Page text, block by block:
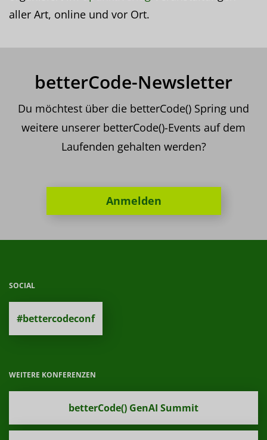
aller Art, online und vor Ort.
betterCode-Newsletter
Du möchtest über die betterCode() Spring und
weitere unserer betterCode()-Events auf dem
Laufenden gehalten werden?
Anmelden
SOCIAL
#bettercodeconf
WEITERE KONFERENZEN
betterCode() GenAI Summit